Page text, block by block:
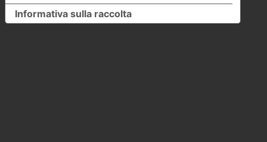
Informativa sulla raccolta